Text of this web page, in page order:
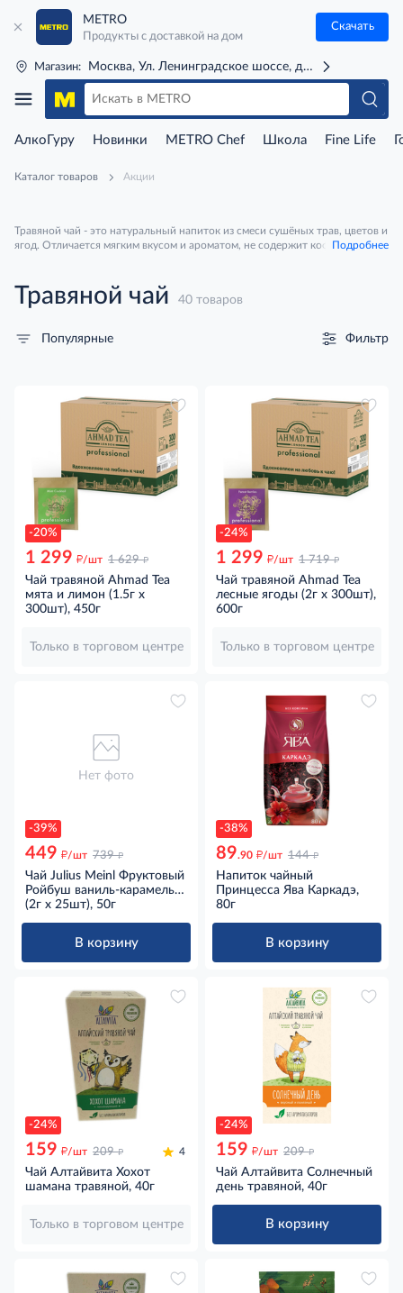
METRO
Продукты с доставкой на дом
Скачать
Магазин: Москва, Ул. Ленинградское шоссе, д. 71Г (м. Речной
АлкоГуру Новинки METRO Chef Школа Fine Life
Каталог товаров Акции
Травяной чай - это натуральный напиток из смеси сушёных трав, цветов и
ягод. Отличается мягким вкусом и ароматом, не содержит кофеина.Подробнее
Травяной чай 40 товаров
Популярные Фильтр
-20%
1 299 д/шт 1 629 д
Чай травяной Ahmad Tea
мята и лимон (1.5г x
300шт), 450г
Только в торговом центре
-24%
1 299 д/шт 1 719 д
Чай травяной Ahmad Tea
лесные ягоды (2г x 300шт),
600г
Только в торговом центре
Нет фото
-39%
449 д/шт 739 д
Чай Julius Meinl Фруктовый
Ройбуш ваниль-карамель
ароматизированный (2г х
(2г х 25шт), 50г
В корзину
-38%
89.90 д/шт 144 д
Напиток чайный
Принцесса Ява Каркадэ,
80г
В корзину
-24%
159 д/шт 209 д 4
Чай Алтайвита Хохот
шамана травяной, 40г
Только в торговом центре
-24%
159 д/шт 209 д
Чай Алтайвита Солнечный
день травяной, 40г
В корзину